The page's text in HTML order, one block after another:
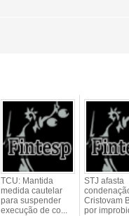
TCU: Mantida
medida cautelar
para suspender
execução de co...
STJ afasta
Cristovam
por